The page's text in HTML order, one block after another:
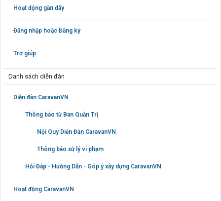
Hoạt động gần đây
Đăng nhập hoặc Đăng ký
Trợ giúp
Danh sách diễn đàn
Diễn đàn CaravanVN
Thông báo từ Ban Quản Trị
Nội Quy Diễn Đàn CaravanVN
Thông báo xử lý vi phạm
Hỏi Đáp - Hướng Dẫn - Góp ý xây dựng CaravanVN
Hoạt động CaravanVN